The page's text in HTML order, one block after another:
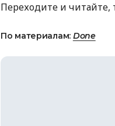
Переходите и читайте,
По материалам: Done